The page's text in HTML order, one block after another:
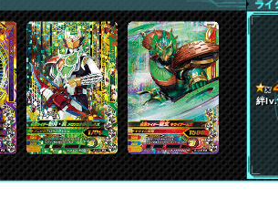
絆